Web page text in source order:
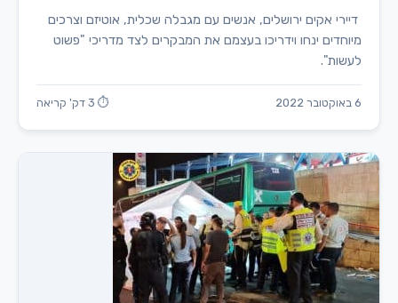
דיירי אקים ירושלים, אנשים עם מגבלה שכלית, אוטיזם וצרכים
מיוחדים ינחו וידריכו בעצמם את המבקרים לצד מדריכי "פשוט
לעשות".
6 באוקטובר 2022 ⏱ 3 דק' קריאה